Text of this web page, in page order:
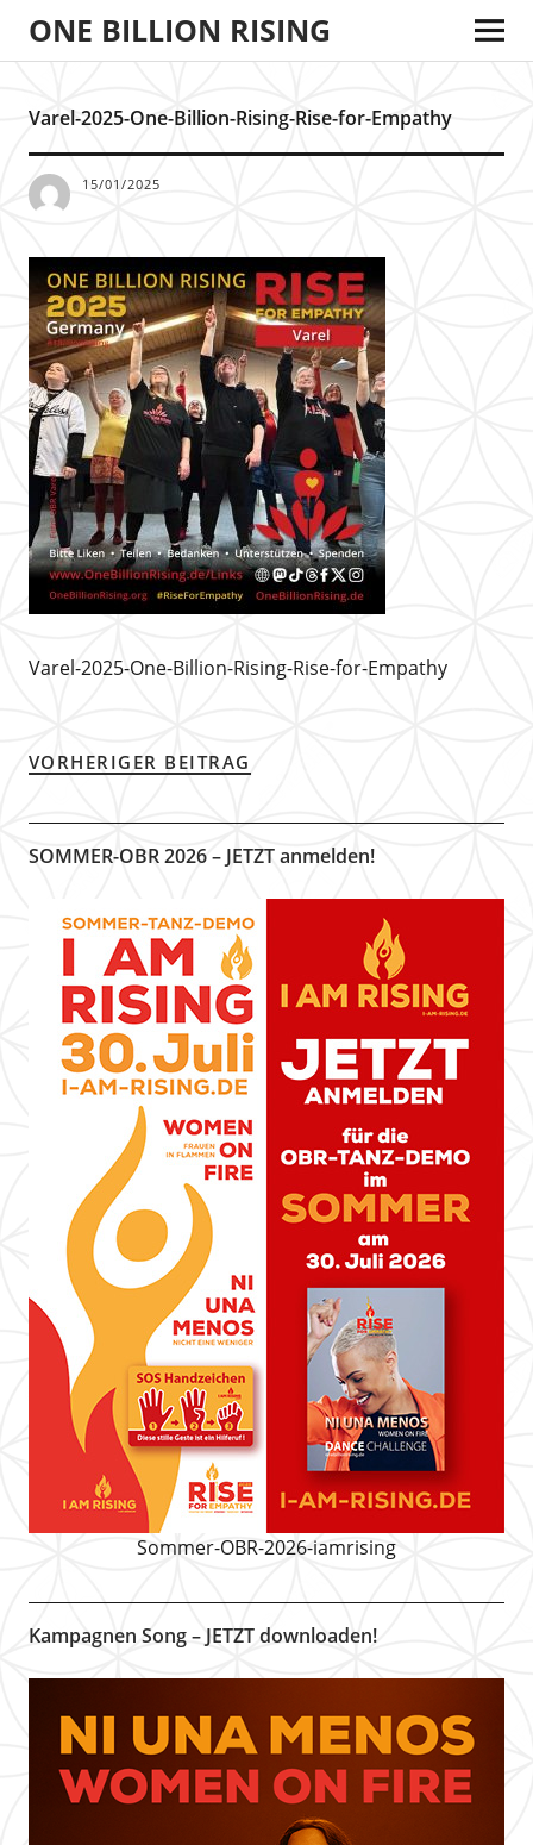
ONE BILLION RISING
Varel-2025-One-Billion-Rising-Rise-for-Empathy
15/01/2025
Varel-2025-One-Billion-Rising-Rise-for-Empathy
VORHERIGER BEITRAG
SOMMER-OBR 2026 – JETZT anmelden!
Sommer-OBR-2026-iamrising
Kampagnen Song – JETZT downloaden!